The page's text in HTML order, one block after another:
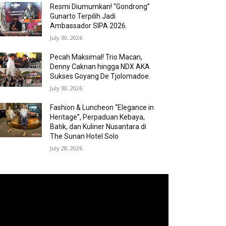
Resmi Diumumkan! “Gondrong”
Gunarto Terpilih Jadi
Ambassador SIPA 2026.
July 30, 2026
Pecah Maksimal! Trio Macan,
Denny Caknan hingga NDX AKA
Sukses Goyang De Tjolomadoe.
July 30, 2026
Fashion & Luncheon “Elegance in
Heritage”, Perpaduan Kebaya,
Batik, dan Kuliner Nusantara di
The Sunan Hotel Solo
July 28, 2026